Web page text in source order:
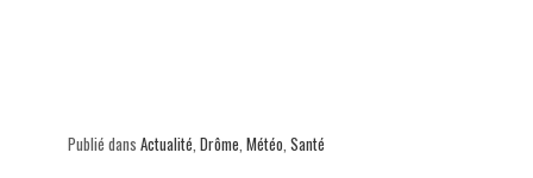
Publié dans Actualité Drôme Météo Santé